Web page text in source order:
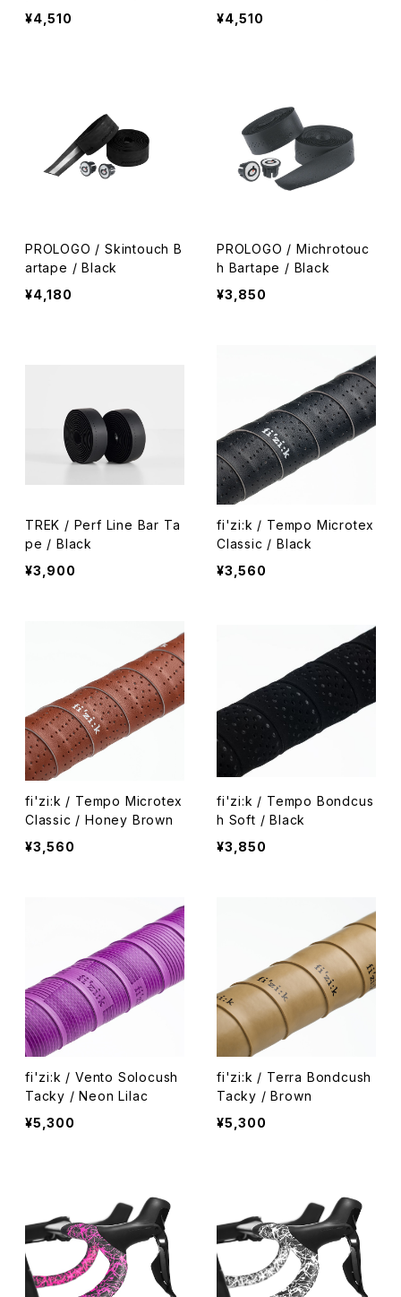
e Refractor
¥4,510
Refractor
¥4,510
PROLOGO / Skintouch B
artape / Black
¥4,180
PROLOGO / Michrotouc
h Bartape / Black
¥3,850
TREK / Perf Line Bar Ta
pe / Black
¥3,900
fi'zi:k / Tempo Microtex
Classic / Black
¥3,560
fi'zi:k / Tempo Microtex
Classic / Honey Brown
¥3,560
fi'zi:k / Tempo Bondcus
h Soft / Black
¥3,850
fi'zi:k / Vento Solocush
Tacky / Neon Lilac
¥5,300
fi'zi:k / Terra Bondcush
Tacky / Brown
¥5,300